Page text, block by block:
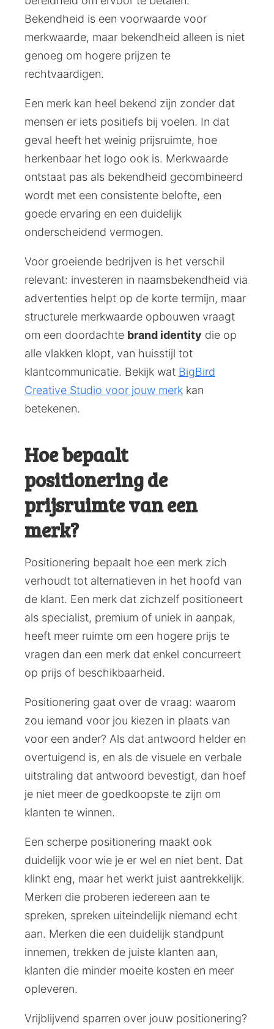
Bekendheid is een voorwaarde voor
merkwaarde, maar bekendheid alleen is niet
genoeg om hogere prijzen te
rechtvaardigen.
Een merk kan heel bekend zijn zonder dat
mensen er iets positiefs bij voelen. In dat
geval heeft het weinig prijsruimte, hoe
herkenbaar het logo ook is. Merkwaarde
ontstaat pas als bekendheid gecombineerd
wordt met een consistente belofte, een
goede ervaring en een duidelijk
onderscheidend vermogen.
Voor groeiende bedrijven is het verschil
relevant: investeren in naamsbekendheid via
advertenties helpt op de korte termijn, maar
structurele merkwaarde opbouwen vraagt
om een doordachte brand identity die op
alle vlakken klopt, van huisstijl tot
klantcommunicatie. Bekijk wat BigBird
Creative Studio voor jouw merk kan
betekenen.
Hoe bepaalt
positionering de
prijsruimte van een
merk?
Positionering bepaalt hoe een merk zich
verhoudt tot alternatieven in het hoofd van
de klant. Een merk dat zichzelf positioneert
als specialist, premium of uniek in aanpak,
heeft meer ruimte om een hogere prijs te
vragen dan een merk dat enkel concurreert
op prijs of beschikbaarheid.
Positionering gaat over de vraag: waarom
zou iemand voor jou kiezen in plaats van
voor een ander? Als dat antwoord helder en
overtuigend is, en als de visuele en verbale
uitstraling dat antwoord bevestigt, dan hoef
je niet meer de goedkoopste te zijn om
klanten te winnen.
Een scherpe positionering maakt ook
duidelijk voor wie je er wel en niet bent. Dat
klinkt eng, maar het werkt juist aantrekkelijk.
Merken die proberen iedereen aan te
spreken, spreken uiteindelijk niemand echt
aan. Merken die een duidelijk standpunt
innemen, trekken de juiste klanten aan,
klanten die minder moeite kosten en meer
opleveren.
Vrijblijvend sparren over jouw positionering?